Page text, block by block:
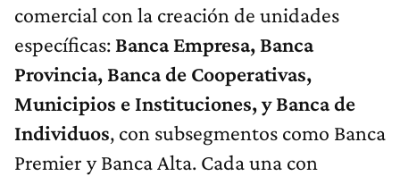
comercial con la creación de unidades
específicas: Banca Empresa, Banca
Provincia, Banca de Cooperativas,
Municipios e Instituciones, y Banca de
Individuos, con subsegmentos como Banca
Premier y Banca Alta. Cada una con